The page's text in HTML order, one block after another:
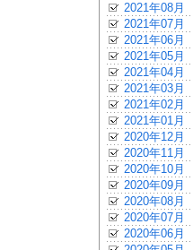
2021年08月
2021年07月
2021年06月
2021年05月
2021年04月
2021年03月
2021年02月
2021年01月
2020年12月
2020年11月
2020年10月
2020年09月
2020年08月
2020年07月
2020年06月